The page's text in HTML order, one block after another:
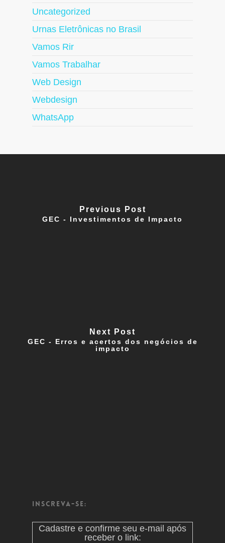
Uncategorized
Urnas Eletrônicas no Brasil
Vamos Rir
Vamos Trabalhar
Web Design
Webdesign
WhatsApp
Previous Post
GEC - Investimentos de Impacto
Next Post
GEC - Erros e acertos dos negócios de
impacto
Inscreva-se:
Cadastre e confirme seu e-mail após
receber o link: